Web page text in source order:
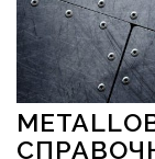
Перейти к